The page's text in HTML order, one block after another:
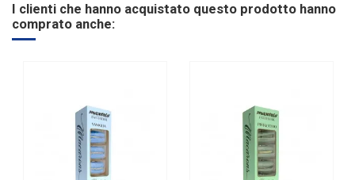
Tipologia palloncini Tondi
materiale palloncini
I clienti che hanno acquistato questo prodotto hanno
comprato anche: